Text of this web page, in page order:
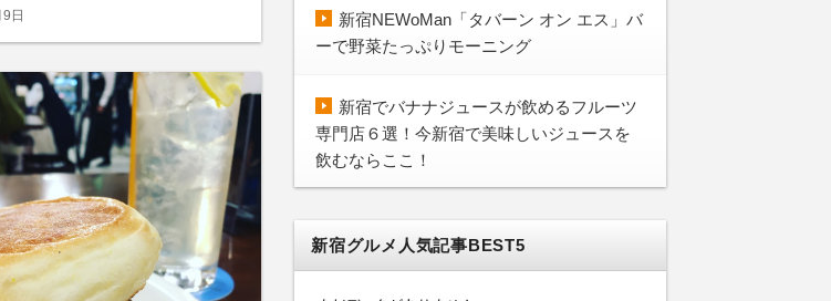
日
新宿NEWoMan「タバーン オン エス」バ
ーで野菜たっぷりモーニング
新宿でバナナジュースが飲めるフルーツ
専門店６選！今新宿で美味しいジュースを
飲むならここ！
新宿グルメ人気記事BEST5